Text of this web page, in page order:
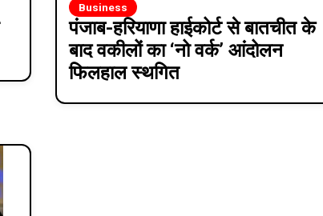
Business
पंजाब-हरियाणा हाईकोर्ट से बातचीत के
बाद वकीलों का ‘नो वर्क’ आंदोलन
फिलहाल स्थगित